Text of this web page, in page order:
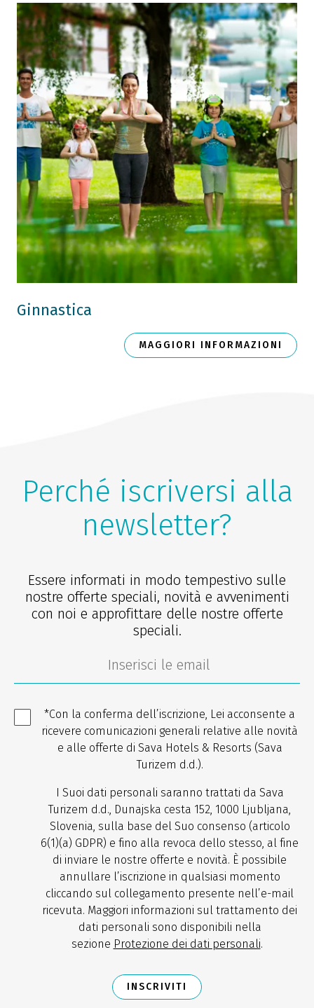
Ginnastica
MAGGIORI INFORMAZIONI
Perché iscriversi alla
newsletter?
Essere informati in modo tempestivo sulle
nostre offerte speciali, novità e avvenimenti
con noi e approfittare delle nostre offerte
speciali.
*Con la conferma dell’iscrizione, Lei acconsente a
ricevere comunicazioni generali relative alle novità
e alle offerte di Sava Hotels & Resorts (Sava
Turizem d.d.).
I Suoi dati personali saranno trattati da Sava
Turizem d.d., Dunajska cesta 152, 1000 Ljubljana,
Slovenia, sulla base del Suo consenso (articolo
6(1)(a) GDPR) e fino alla revoca dello stesso, al fine
di inviare le nostre offerte e novità. È possibile
annullare l’iscrizione in qualsiasi momento
cliccando sul collegamento presente nell’e-mail
ricevuta. Maggiori informazioni sul trattamento dei
dati personali sono disponibili nella
sezione Protezione dei dati personali.
INSCRIVITI